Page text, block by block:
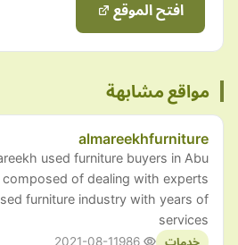
افتح الموقع
مواقع مشابهة
almareekhfurniture
used furniture buyers in Abu
of dealing with experts
furniture industry with years of
services
خدمات 2021-08-11